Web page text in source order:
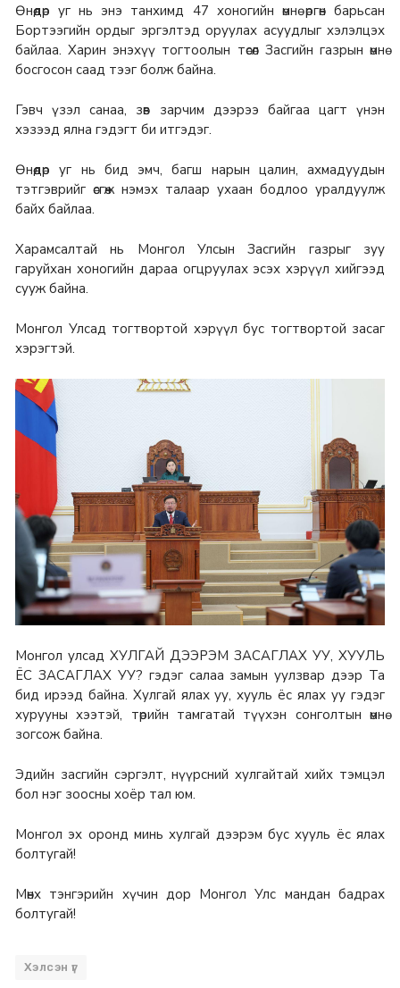
Өнөөдөр уг нь энэ танхимд 47 хоногийн өмнө өргөн барьсан
Бортээгийн ордыг эргэлтэд оруулах асуудлыг хэлэлцэх
байлаа. Харин энэхүү тогтоолын төсөл Засгийн газрын өмнө
босгосон саад тээг болж байна.
Гэвч үзэл санаа, зөв зарчим дээрээ байгаа цагт үнэн
хэзээд ялна гэдэгт би итгэдэг.
Өнөөдөр уг нь бид эмч, багш нарын цалин, ахмадуудын
тэтгэврийг өсгөж нэмэх талаар ухаан бодлоо уралдуулж
байх байлаа.
Харамсалтай нь Монгол Улсын Засгийн газрыг зуу
гаруйхан хоногийн дараа огцруулах эсэх хэрүүл хийгээд
сууж байна.
Монгол Улсад тогтвортой хэрүүл бус тогтвортой засаг
хэрэгтэй.
Монгол улсад ХУЛГАЙ ДЭЭРЭМ ЗАСАГЛАХ УУ, ХУУЛЬ
ЁС ЗАСАГЛАХ УУ? гэдэг салаа замын уулзвар дээр Та
бид ирээд байна. Хулгай ялах уу, хууль ёс ялах уу гэдэг
хурууны хээтэй, төрийн тамгатай түүхэн сонголтын өмнө
зогсож байна.
Эдийн засгийн сэргэлт, нүүрсний хулгайтай хийх тэмцэл
бол нэг зоосны хоёр тал юм.
Монгол эх оронд минь хулгай дээрэм бус хууль ёс ялах
болтугай!
Мөнх тэнгэрийн хүчин дор Монгол Улс мандан бадрах
болтугай!
Хэлсэн үг